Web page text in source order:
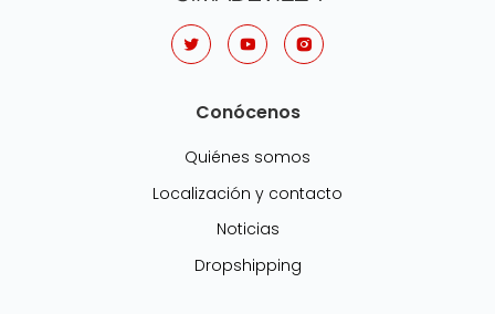
Conócenos
Quiénes somos
Localización y contacto
Noticias
Dropshipping